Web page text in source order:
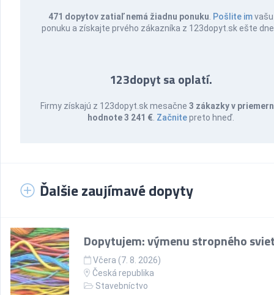
471 dopytov zatiaľ nemá žiadnu ponuku Pošlite imvašu
ponuku a získajte prvého zákazníka z 123dopyt.sk ešte
123dopyt sa oplatí.
Firmy získajú z 123dopyt.sk mesačne3 zákazky v
hodnote 3 241 € Začnitepreto hneď.
Ďalšie zaujímavé dopyty
Dopytujem: výmenu stropného
Včera (7. 8. 2026)
Česká republika
Stavebníctvo